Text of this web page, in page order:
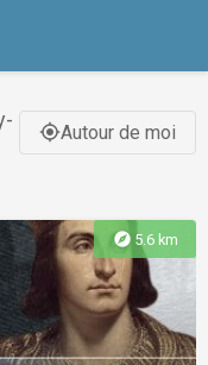
gps_fixedAutour de moi
explore 5.6 km